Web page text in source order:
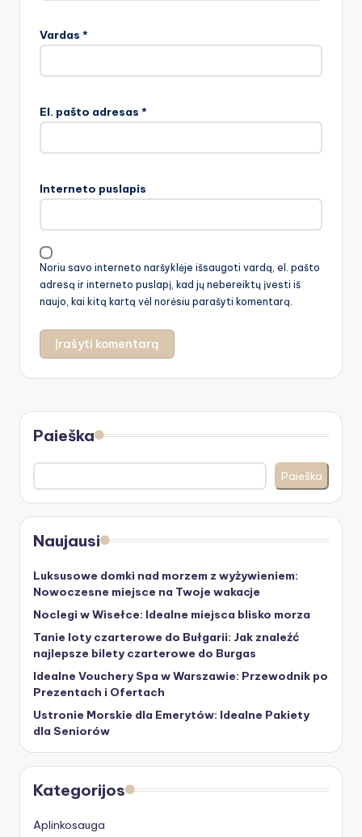
Vardas *
El. pašto adresas *
Interneto puslapis
Noriu savo interneto naršyklėje išsaugoti vardą, el. pašto
adresą ir interneto puslapį, kad jų nebereiktų įvesti iš
naujo, kai kitą kartą vėl norėsiu parašyti komentarą.
Paieška
Paieška
Naujausi
Luksusowe domki nad morzem z wyżywieniem:
Nowoczesne miejsce na Twoje wakacje
Noclegi w Wisełce: Idealne miejsca blisko morza
Tanie loty czarterowe do Bułgarii: Jak znaleźć
najlepsze bilety czarterowe do Burgas
Idealne Vouchery Spa w Warszawie: Przewodnik po
Prezentach i Ofertach
Ustronie Morskie dla Emerytów: Idealne Pakiety
dla Seniorów
Kategorijos
Aplinkosauga